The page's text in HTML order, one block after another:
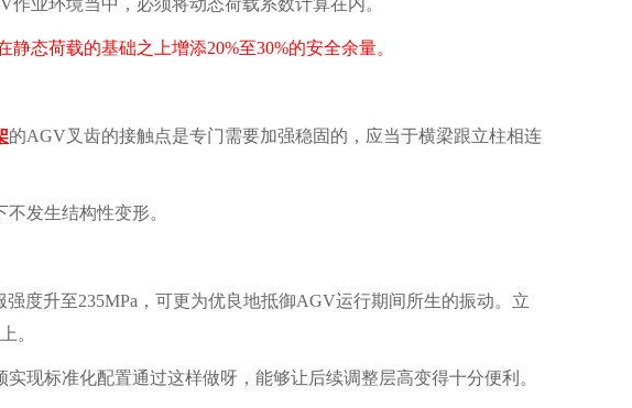
业环境当中，必须将动态荷载系数计算在内。
荷载的基础之上增添20%至30%的安全余量。
的AGV叉齿的接触点是专门需要加强稳固的，应当于横梁跟立柱相连
发生结构性变形。
强度升至235MPa，可更为优良地抵御AGV运行期间所生的振动。立
。
实现标准化配置通过这样做呀，能够让后续调整层高变得十分便利。